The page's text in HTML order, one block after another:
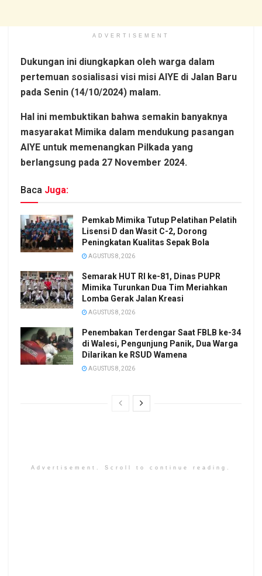
ADVERTISEMENT
Dukungan ini diungkapkan oleh warga dalam
pertemuan sosialisasi visi misi AIYE di Jalan Baru
pada Senin (14/10/2024) malam.
Hal ini membuktikan bahwa semakin banyaknya
masyarakat Mimika dalam mendukung pasangan
AIYE untuk memenangkan Pilkada yang
berlangsung pada 27 November 2024.
Baca Juga:
Pemkab Mimika Tutup Pelatihan Pelatih
Lisensi D dan Wasit C-2, Dorong
Peningkatan Kualitas Sepak Bola
AGUSTUS 8, 2026
Semarak HUT RI ke-81, Dinas PUPR
Mimika Turunkan Dua Tim Meriahkan
Lomba Gerak Jalan Kreasi
AGUSTUS 8, 2026
Penembakan Terdengar Saat FBLB ke-34
di Walesi, Pengunjung Panik, Dua Warga
Dilarikan ke RSUD Wamena
AGUSTUS 8, 2026
Advertisement. Scroll to continue reading.